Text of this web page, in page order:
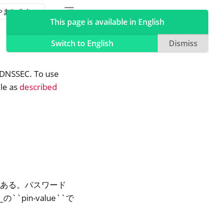
To use
as described
る。パスワード
の``pin-value``で
This page is available in English
Switch to English
Dismiss